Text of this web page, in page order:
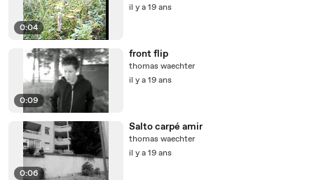
0:04
il y a 19 ans
0:09
front flip
thomas waechter
il y a 19 ans
0:06
Salto carpé amir
thomas waechter
il y a 19 ans